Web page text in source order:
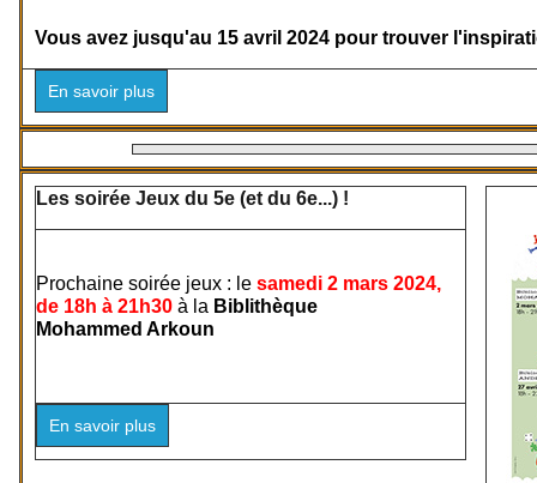
Vous avez jusqu'au 15 avril 2024 pour trouver
En savoir plus
Les soirée Jeux du 5e (et du 6e...) !
Prochaine soirée jeux : le samedi 2 mars 2024,
de 18h à 21h30 à la Biblithèque
Mohammed Arkoun
En savoir plus